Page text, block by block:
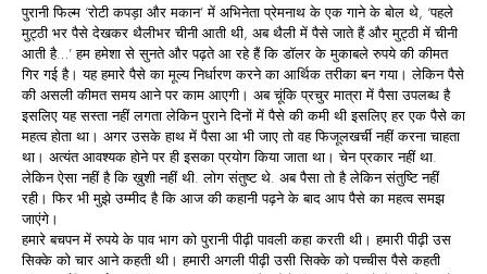
पुरानी फिल्म ‘रोटी कपड़ा और मकान’ में अभिनेता प्रेमनाथ के एक गाने के बोल थे, ‘पहले
मुट्ठी भर पैसे देखकर थैलीभर चीनी आती थी, अब थैली में पैसे जाते हैं और मुट्ठी में चीनी
आती है…’ हम हमेशा से सुनते और पढ़ते आ रहे हैं कि डॉलर के मुकाबले रुपये की कीमत
गिर गई है। यह हमारे पैसे का मूल्य निर्धारण करने का आर्थिक तरीका बन गया। लेकिन पैसे
की असली कीमत समय आने पर काम आएगी। अब चूंकि प्रचुर मात्रा में पैसा उपलब्ध है
इसलिए यह सस्ता नहीं लगता लेकिन पुराने दिनों में पैसे की कमी थी इसलिए हर एक पैसे का
महत्व होता था। अगर उसके हाथ में पैसा आ भी जाए तो वह फिजूलखर्ची नहीं करना चाहता
था। अत्यंत आवश्यक होने पर ही इसका प्रयोग किया जाता था। चेन प्रकार नहीं था.
लेकिन ऐसा नहीं है कि ख़ुशी नहीं थी. लोग संतुष्ट थे. अब पैसा तो है लेकिन संतुष्टि नहीं
रही। फिर भी मुझे उम्मीद है कि आज की कहानी पढ़ने के बाद आप पैसे का महत्व समझ
जाएंगे।
हमारे बचपन में रुपये के पाव भाग को पुरानी पीढ़ी पावली कहा करती थी। हमारी पीढ़ी उस
सिक्के को चार आने कहती थी। हमारी अगली पीढ़ी उसी सिक्के को पच्चीस पैसे कहती